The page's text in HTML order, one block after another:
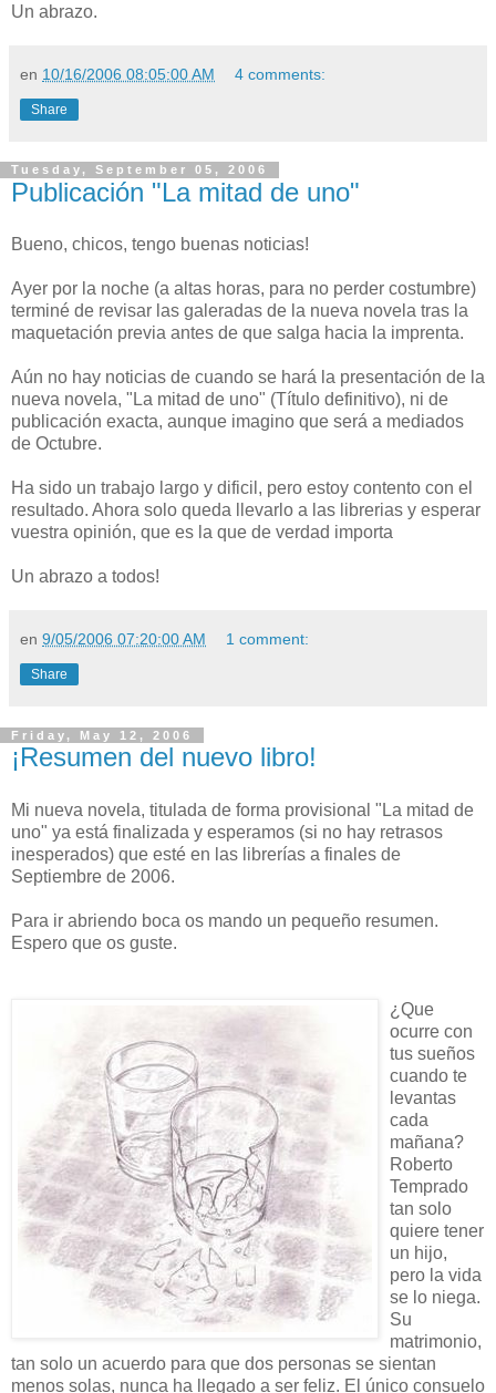
Un abrazo.
en 10/16/2006 08:05:00 AM 4 comments:
Share
Tuesday, September 05, 2006
Publicación "La mitad de uno"
Bueno, chicos, tengo buenas noticias!
Ayer por la noche (a altas horas, para no perder costumbre)
terminé de revisar las galeradas de la nueva novela tras la
maquetación previa antes de que salga hacia la imprenta.
Aún no hay noticias de cuando se hará la presentación de la
nueva novela, "La mitad de uno" (Título definitivo), ni de
publicación exacta, aunque imagino que será a mediados
de Octubre.
Ha sido un trabajo largo y dificil, pero estoy contento con el
resultado. Ahora solo queda llevarlo a las librerias y esperar
vuestra opinión, que es la que de verdad importa
Un abrazo a todos!
en 9/05/2006 07:20:00 AM 1 comment:
Share
Friday, May 12, 2006
¡Resumen del nuevo libro!
Mi nueva novela, titulada de forma provisional "La mitad de
uno" ya está finalizada y esperamos (si no hay retrasos
inesperados) que esté en las librerías a finales de
Septiembre de 2006.
Para ir abriendo boca os mando un pequeño resumen.
Espero que os guste.
¿Que
ocurre con
tus sueños
cuando te
levantas
cada
mañana?
Roberto
Temprado
tan solo
quiere tener
un hijo,
pero la vida
se lo niega.
Su
matrimonio,
tan solo un acuerdo para que dos personas se sientan
menos solas, nunca ha llegado a ser feliz. El único consuelo